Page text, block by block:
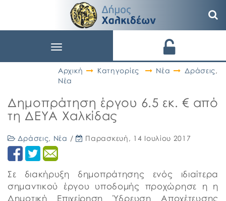
Toggle
Αρχική
Κατηγορίες Νέα Δράσεις,
Νέα
Δημοπράτηση έργου 6.5 εκ. € από
τη ΔΕΥΑ Χαλκίδας
Δράσεις, Νέα / Παρασκευή, 14 Ιουλίου 2017
Σε διακήρυξη δημοπράτησης ενός ιδιαίτερα
σημαντικού έργου υποδομής προχώρησε η η
Δημοτική Επιχείρηση Ύδρευση Αποχέτευσης